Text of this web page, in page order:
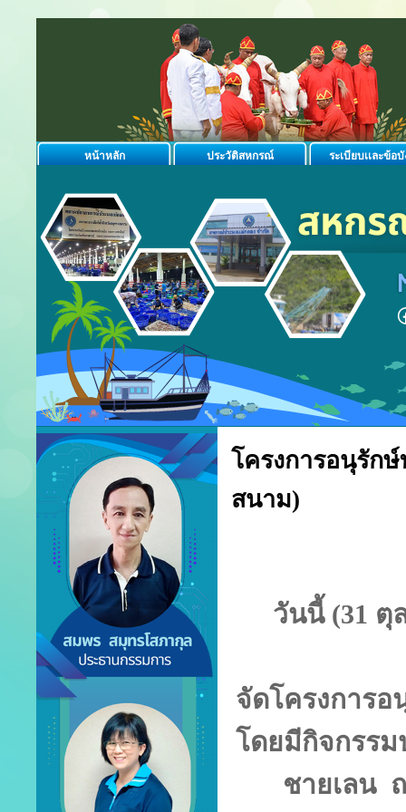
หน้าหลัก ประวัติสหกรณ์ ระเบียบเเละข้อ
โครงการอนุรัก
สนาม)
วันนี้ (31 ตุ
จัดโครงการ
โดยมีกิจกรรม
ชายเลน